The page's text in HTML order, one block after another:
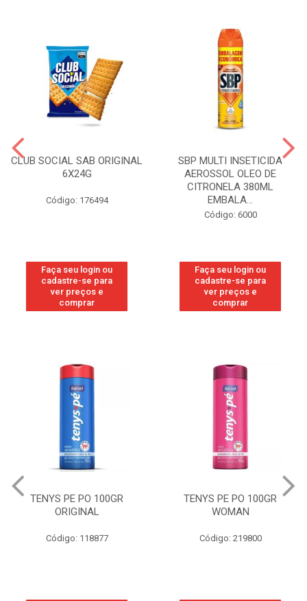
CLUB SOCIAL SAB ORIGINAL
6X24G
Código: 176494
Faça seu login ou
cadastre-se para
ver preços e
comprar
SBP MULTI INSETICIDA
AEROSSOL OLEO DE
CITRONELA 380ML
EMBALA...
Código: 6000
Faça seu login ou
cadastre-se para
ver preços e
comprar
TENYS PE PO 100GR
ORIGINAL
Código: 118877
TENYS PE PO 100GR
WOMAN
Código: 219800